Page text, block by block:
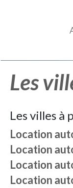
Les
Les villes à
Location
Location
Location
Location